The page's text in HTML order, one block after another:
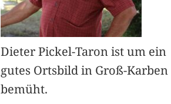
Dieter Pickel-Taron ist um ein
gutes Ortsbild in Groß-Karben
bemüht.